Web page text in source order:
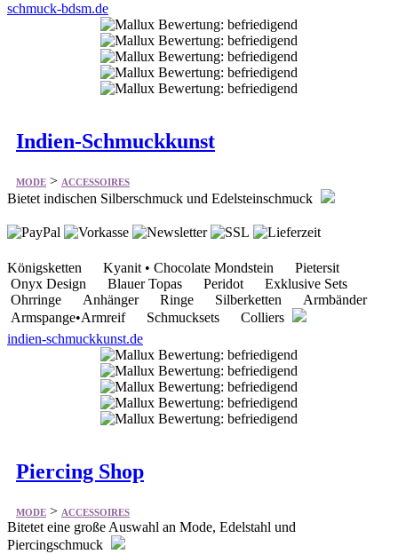
schmuck-bdsm.de
Indien-Schmuckkunst
MODE > ACCESSOIRES
Bietet indischen Silberschmuck und Edelsteinschmuck
Königsketten Kyanit • Chocolate Mondstein Pietersit
Onyx Design Blauer Topas Peridot Exklusive Sets
Ohrringe Anhänger Ringe Silberketten Armbänder
Armspange•Armreif Schmucksets Colliers
indien-schmuckkunst.de
Piercing Shop
MODE > ACCESSOIRES
Bitetet eine große Auswahl an Mode, Edelstahl und
Piercingschmuck